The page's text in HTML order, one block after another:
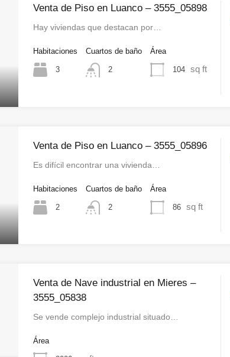
Venta de Piso en Luanco – 3555_05898
Hay viviendas que destacan por…
Habitaciones
3
Cuartos de baño
2
Área
104 sq ft
Venta de Piso en Luanco – 3555_05896
Es difícil encontrar una vivienda…
Habitaciones
2
Cuartos de baño
2
Área
86 sq ft
Venta de Nave industrial en Mieres –
3555_05838
Se vende complejo industrial situado…
Área